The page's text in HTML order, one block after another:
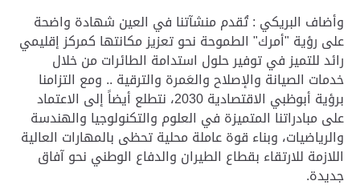
وأضاف البريكي : تُقدم منشآتنا في العين شهادة واضحة
على رؤية "أمرك" الطموحة نحو تعزيز مكانتها كمركز إقليمي
رائد للتميز في توفير حلول استدامة الطائرات من خلال
خدمات الصيانة والإصلاح والعَمرة والترقية .. ومع التزامنا
برؤية أبوظبي الاقتصادية 2030، نتطلع أيضاً إلى الاعتماد
على مبادراتنا المتميزة في العلوم والتكنولوجيا والهندسة
والرياضيات، وبناء قوة عاملة محلية تحظى بالمهارات العالية
اللازمة للارتقاء بقطاع الطيران والدفاع الوطني نحو آفاق
جديدة.